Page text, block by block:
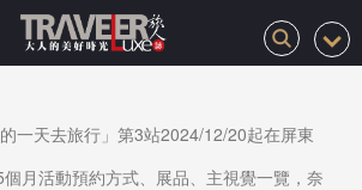
的一天去旅行」第3站2024/12/20起在屏東
月活動預約方式、展品、主視覺一覽，奈